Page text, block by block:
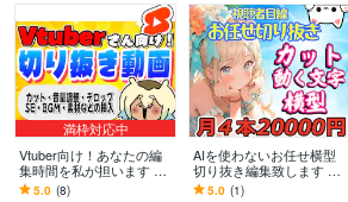
満枠対応中
Vtuber向け！あなたの編
集時間を私が担います 編
集依頼が初めての方！大
5.0 (8)
AIを使わないお任せ横型
切り抜き編集致します 月4
本サブスクゲーム配信の
5.0 (1)